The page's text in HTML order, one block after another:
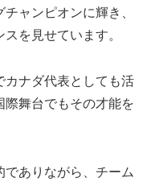
ャンピオンに輝き、
を見せています。
カナダ代表としても活
際舞台でもその才能を
ありながら、チーム